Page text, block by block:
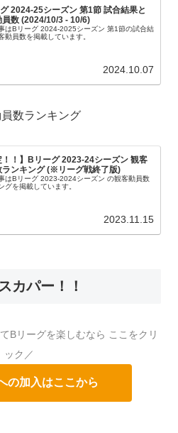
2024-25シーズン 第1節 試合結果と
員数 (2024/10/3 - 10/6)
はBリーグ 2024-2025シーズン 第1節の試合結
動員数を掲載しています。
2024.10.07
数ランキング
！！】Bリーグ 2023-24シーズン 観客
ランキング (※リーグ戦終了版)
はBリーグ 2023-2024シーズン の観客動員数
グを掲載しています。
2023.11.15
カパー！！
Bリーグを楽しむなら ここをクリ
ック／
の加入はここから